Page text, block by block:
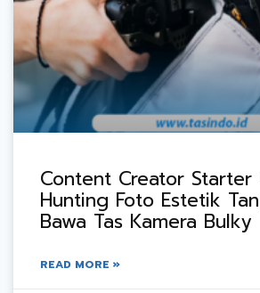
Content Creator Starter
Hunting Foto Estetik
Bawa Tas Kamera Bulky
READ MORE »